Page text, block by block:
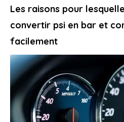
Les raisons pour
convertir psi en bar et
facilement